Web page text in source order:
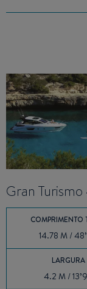
Gran
COMPRIMENTO
14.78 M /
LARGURA
4.2 M /